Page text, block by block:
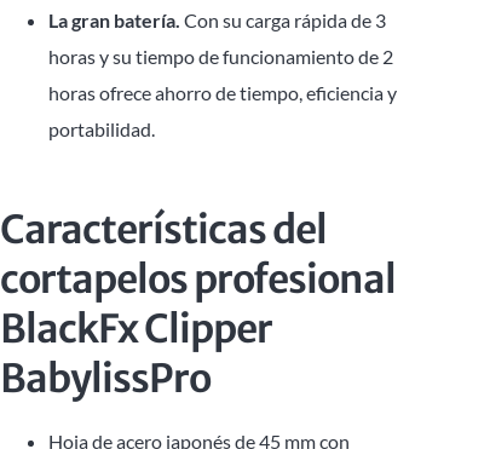
La gran batería. Con su carga rápida de 3
horas y su tiempo de funcionamiento de 2
horas ofrece ahorro de tiempo, eficiencia y
portabilidad.
Características del
cortapelos profesional
BlackFx Clipper
BabylissPro
Hoja de acero japonés de 45 mm con